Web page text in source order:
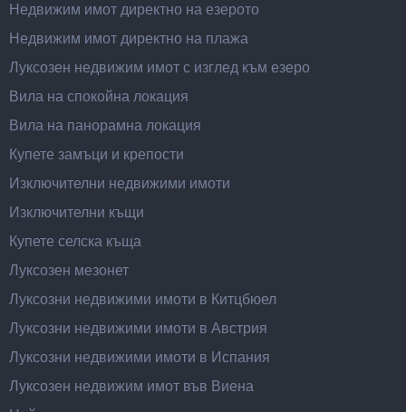
Недвижим имот директно на езерото
Недвижим имот директно на плажа
Луксозен недвижим имот с изглед към езеро
Вила на спокойна локация
Вила на панорамна локация
Купете замъци и крепости
Изключителни недвижими имоти
Изключителни къщи
Купете селска къща
Луксозен мезонет
Луксозни недвижими имоти в Китцбюел
Луксозни недвижими имоти в Австрия
Луксозни недвижими имоти в Испания
Луксозен недвижим имот във Виена